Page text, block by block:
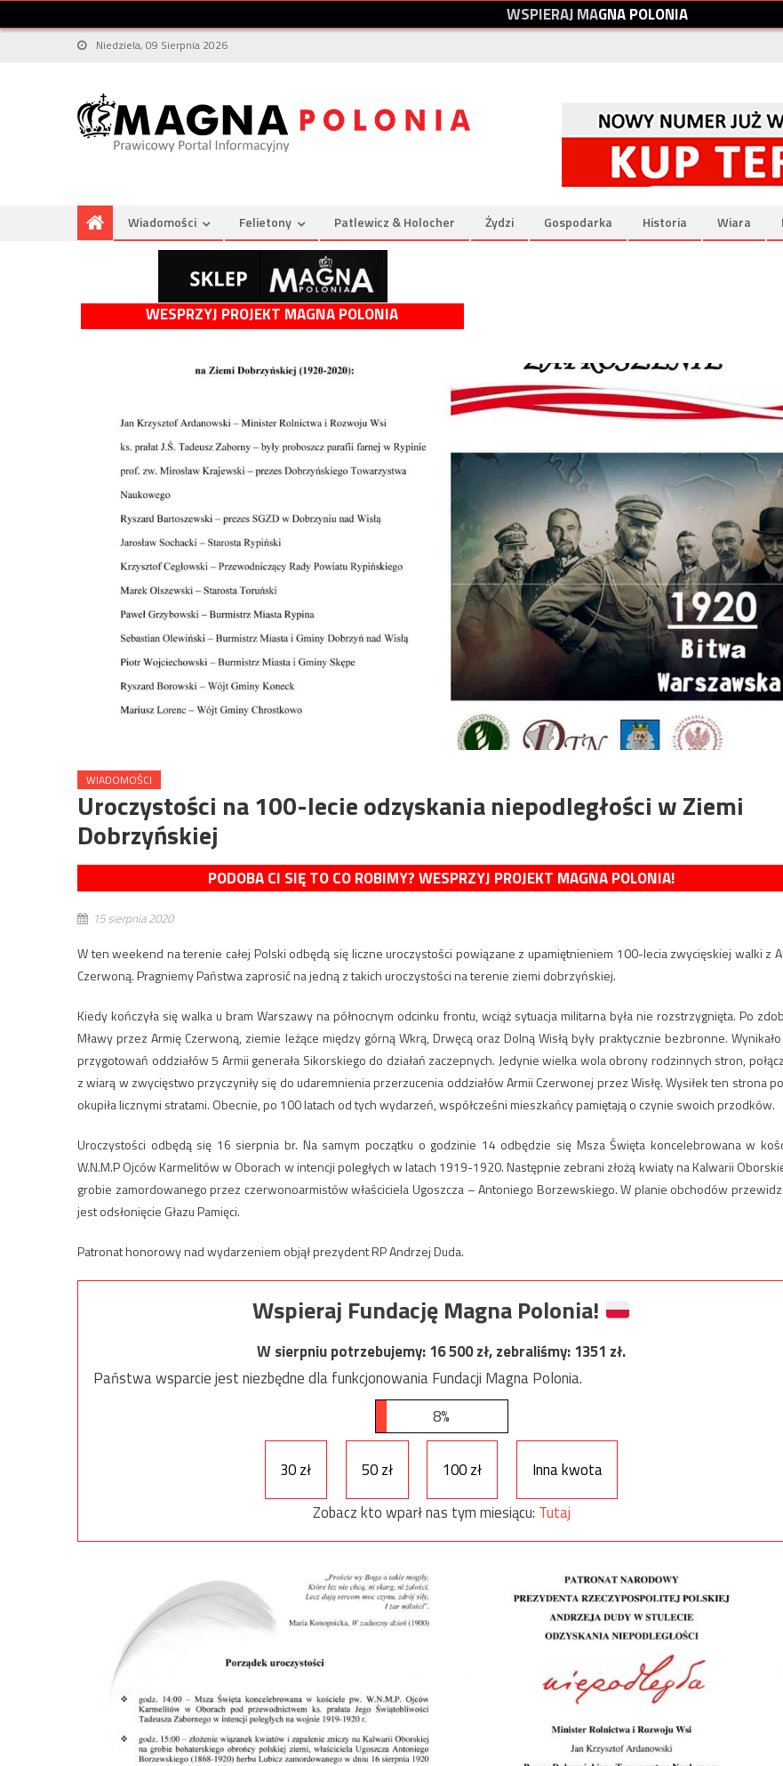
WSPIERAJMAGNAPOLONIA
Niedziela, 09 Sierpnia 2026
Wiadomości Felietony Patlewicz & Holocher Żydzi Gospodarka Historia Wiara
WESPRZYJ PROJEKT MAGNA POLONIA
WIADOMOŚCI
Uroczystości na 100-lecie odzyskania niepodległości w Ziemi
Dobrzyńskiej
PODOBA CI SIĘ TO CO ROBIMY? WESPRZYJ PROJEKT MAGNA POLONIA!
15 sierpnia 2020
W ten weekend na terenie całej Polski odbędą się liczne uroczystości powiązane z upamiętnieniem 100-lecia zwycięskiej walki z
Czerwoną. Pragniemy Państwa zaprosić na jedną z takich uroczystości na terenie ziemi dobrzyńskiej.
Kiedy kończyła się walka u bram Warszawy na północnym odcinku frontu, wciąż sytuacja militarna była nie rozstrzygnięta. Po
Mławy przez Armię Czerwoną, ziemie leżące między górną Wkrą, Drwęcą oraz Dolną Wisłą były praktycznie bezbronne.
przygotowań oddziałów 5 Armii generała Sikorskiego do działań zaczepnych. Jedynie wielka wola obrony rodzinnych stron,
z wiarą w zwycięstwo przyczyniły się do udaremnienia przerzucenia oddziałów Armii Czerwonej przez Wisłę. Wysiłek ten strona
okupiła licznymi stratami. Obecnie, po 100 latach od tych wydarzeń, współcześni mieszkańcy pamiętają o czynie swoich przodków.
Uroczystości odbędą się 16 sierpnia br. Na samym początku o godzinie 14 odbędzie się Msza Święta koncelebrowana w
W.N.M.P Ojców Karmelitów w Oborach w intencji poległych w latach 1919-1920. Następnie zebrani złożą kwiaty na Kalwarii
grobie zamordowanego przez czerwonoarmistów właściciela Ugoszcza – Antoniego Borzewskiego. W planie obchodów
jest odsłonięcie Głazu Pamięci.
Patronat honorowy nad wydarzeniem objął prezydent RP Andrzej Duda.
Wspieraj Fundację Magna Polonia!
W sierpniu potrzebujemy:16 500zł, zebraliśmy:1351 zł.
Państwa wsparcie jest niezbędne dla funkcjonowania Fundacji Magna Polonia.
8%
30 zł 50 zł 100 zł
Inna kwota
Zobacz kto wparł nas tym miesiącu: Tutaj